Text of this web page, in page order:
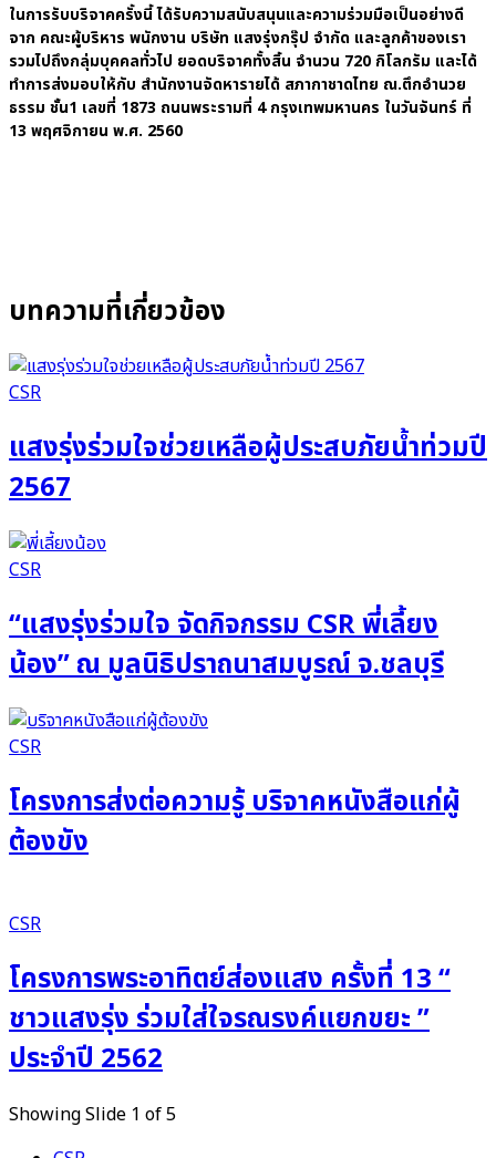
ในการรับบริจาคครั้งนี้ ได้รับความสนับสนุนและความร่วมมือเป็นอย่างดี
จาก คณะผู้บริหาร พนักงาน บริษัท แสงรุ่งกรุ๊ป จำกัด และลูกค้าของเรา
รวมไปถึงกลุ่มบุคคลทั่วไป ยอดบริจาคทั้งสิ้น จำนวน 720 กิโลกรัม และได้
ทำการส่งมอบให้กับ สำนักงานจัดหารายได้ สภากาชาดไทย ณ.ตึกอำนวย
ธรรม ชั้น1 เลขที่ 1873 ถนนพระรามที่ 4 กรุงเทพมหานคร ในวันจันทร์ ที่
13 พฤศจิกายน พ.ศ. 2560
บทความที่เกี่ยวข้อง
CSR
แสงรุ่งร่วมใจช่วยเหลือผู้ประสบภัยน้ำท่วมปี
2567
CSR
“แสงรุ่งร่วมใจ จัดกิจกรรม CSR พี่เลี้ยง
น้อง” ณ มูลนิธิปราถนาสมบูรณ์ จ.ชลบุรี
CSR
โครงการส่งต่อความรู้ บริจาคหนังสือแก่ผู้
ต้องขัง
CSR
โครงการพระอาทิตย์ส่องแสง ครั้งที่ 13 “
ชาวแสงรุ่ง ร่วมใส่ใจรณรงค์แยกขยะ ”
ประจำปี 2562
Showing Slide 1 of 5